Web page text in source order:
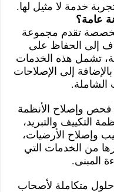
خدمة لا مثيل لها.
عامة؟
تقدم مجموعة
إلى الحفاظ على
تشمل هذه الخدمات
بالإضافة إلى الإصلاحات
الشاملة.
وإصلاح الأنظمة
التكييف والتبريد،
وإصلاح الأرضيات،
من الخدمات التي
المبنى.
متكاملة لأصحاب